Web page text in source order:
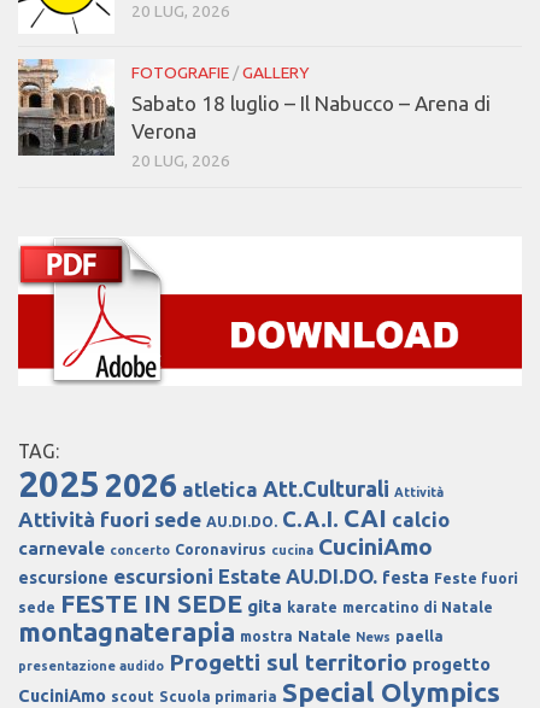
20 LUG, 2026
FOTOGRAFIE/GALLERY
Sabato 18 luglio – Il Nabucco – Arena di
Verona
20 LUG, 2026
TAG:
2025 2026 atletica Att.Culturali Attività
Attività fuori sede AU.DI.DO. C.A.I. CAI calcio
carnevale concerto Coronavirus cucina CuciniAmo
escursione escursioni Estate AU.DI.DO. festa Feste fuori
sede FESTE IN SEDE gita karate mercatino di Natale
montagnaterapia mostra Natale News paella
presentazione audido Progetti sul territorio progetto
CuciniAmo scout Scuola primaria Special Olympics